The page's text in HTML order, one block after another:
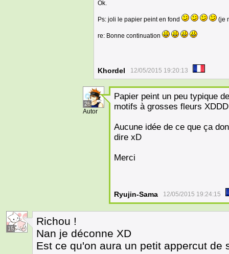
Ok.
Ps: joli le papier peint en fond (je
re: Bonne continuation
Khordel 12/05/2015 19:20:13
26
Autor
Papier peint un peu typique
motifs à grosses fleurs XDDD
Aucune idée de ce que ça
dire xD
Merci
Ryujin-Sama 12/05/2015 19:24:15
15
Richou !
Nan je déconne XD
Est ce qu'on aura un petit appercut de